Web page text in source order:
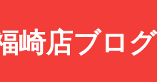
崎店ブログ